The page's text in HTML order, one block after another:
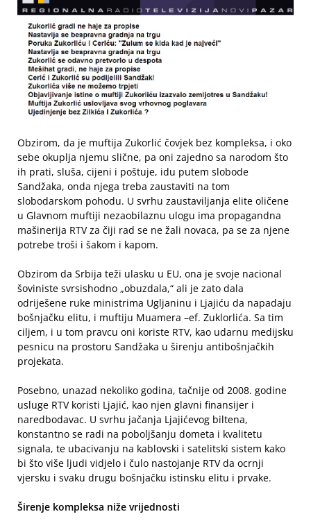
Obzirom, da je muftija Zukorlić čovjek bez kompleksa, i oko
sebe okuplja njemu slične, pa oni zajedno sa narodom što
ih prati, sluša, cijeni i poštuje, idu putem slobode
Sandžaka, onda njega treba zaustaviti na tom
slobodarskom pohodu. U svrhu zaustaviljanja elite oličene
u Glavnom muftiji nezaobilaznu ulogu ima propagandna
mašinerija RTV za čiji rad se ne žali novaca, pa se za njene
potrebe troši i šakom i kapom.
Obzirom da Srbija teži ulasku u EU, ona je svoje nacional
šoviniste svrsishodno „obuzdala,“ ali je zato dala
odriješene ruke ministrima Ugljaninu i Ljajiću da napadaju
bošnjačku elitu, i muftiju Muamera –ef. Zuklorlića. Sa tim
ciljem, i u tom pravcu oni koriste RTV, kao udarnu medijsku
pesnicu na prostoru Sandžaka u širenju antibošnjačkih
projekata.
Posebno, unazad nekoliko godina, tačnije od 2008. godine
usluge RTV koristi Ljajić, kao njen glavni finansijer i
naredbodavac. U svrhu jačanja Ljajićevog biltena,
konstantno se radi na poboljšanju dometa i kvalitetu
signala, te ubacivanju na kablovski i satelitski sistem kako
bi što više ljudi vidjelo i čulo nastojanje RTV da ocrnji
vjersku i svaku drugu bošnjačku istinsku elitu i prvake.
Širenje kompleksa niže vrijednosti